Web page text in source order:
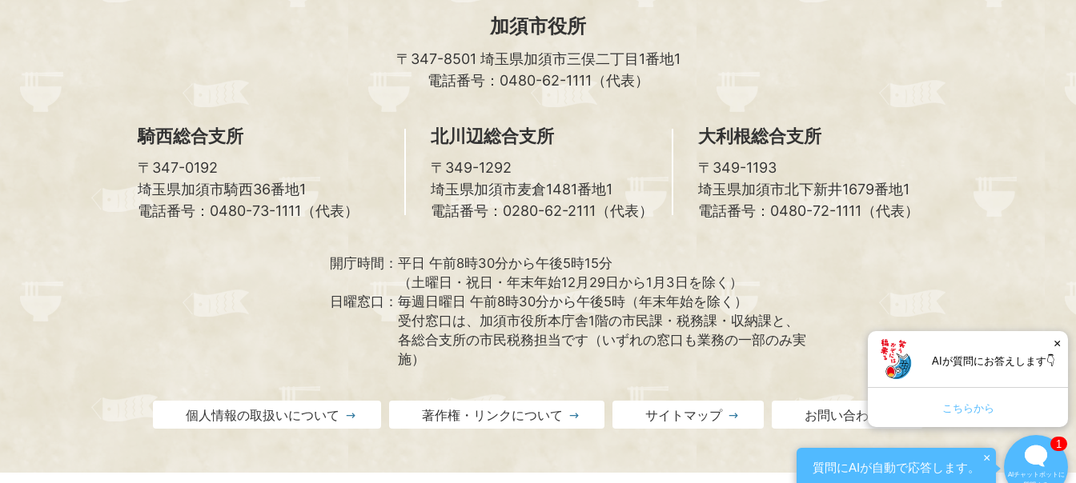
加須市役所
〒347-8501 埼玉県加須市三俣二丁目1番地1
電話番号：0480-62-1111（代表）
騎西総合支所
〒347-0192
埼玉県加須市騎西36番地1
電話番号：0480-73-1111（代表）
北川辺総合支所
〒349-1292
埼玉県加須市麦倉1481番地1
電話番号：0280-62-2111（代表）
大利根総合支所
〒349-1193
埼玉県加須市北下新井1679番地1
電話番号：0480-72-1111（代表）
開庁時間： 平日 午前8時30分から午後5時15分
（土曜日・祝日・年末年始12月29日から1月3日を除く）
日曜窓口： 毎週日曜日 午前8時30分から午後5時（年末年始を除く）
受付窓口は、加須市役所本庁舎1階の市民課・税務課・収納課と、
各総合支所の市民税務担当です（いずれの窓口も業務の一部のみ実
施）
個人情報の取扱いについて 著作権・リンクについて サイトマップ お問い合わせ
AIが質問にお答えします👇
こちらから
×
質問にAIが自動で応答します。
×
AIチャットボットに
1